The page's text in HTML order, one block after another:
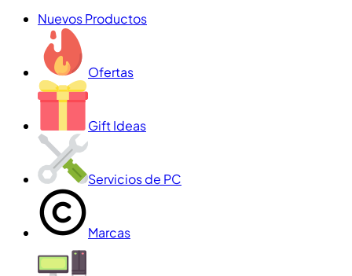
Nuevos Productos
Ofertas
Gift Ideas
Servicios de PC
Marcas